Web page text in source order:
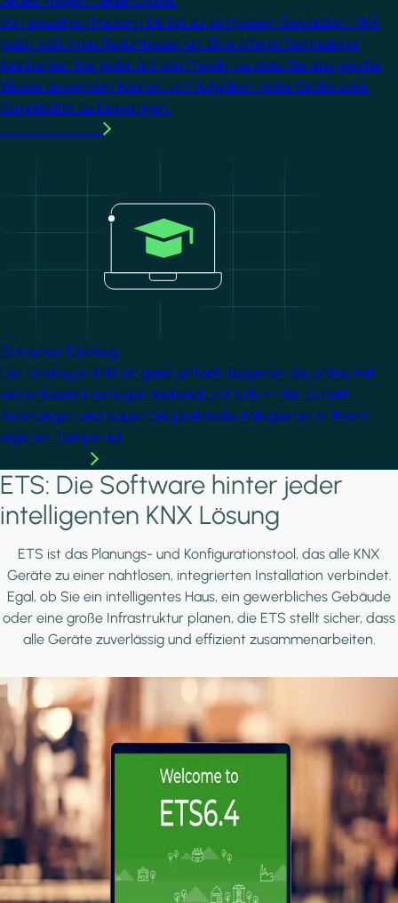
Von einzelnen Häusern bis hin zu komplexen Gebäuden, KNX
passt sich Ihren Bedürfnissen an. Eine offene Technologie
funktioniert bei jeder Art von Projekt, so dass Sie das gleiche
Wissen anwenden können, um Aufgaben jeder Größe oder
Komplexität zu bewältigen.
Einfacher Einstieg
Der Einstieg in KNX ist ganz einfach. Beginnen Sie online mit
kostenlosem Einsteiger-Material und Schritt-für-Schritt-
Anleitungen und bauen Sie praktische Fähigkeiten in Ihrem
eigenen Tempo auf.
ETS: Die Software hinter jeder
intelligenten KNX Lösung
ETS ist das Planungs- und Konfigurationstool, das alle KNX
Geräte zu einer nahtlosen, integrierten Installation verbindet.
Egal, ob Sie ein intelligentes Haus, ein gewerbliches Gebäude
oder eine große Infrastruktur planen, die ETS stellt sicher, dass
alle Geräte zuverlässig und effizient zusammenarbeiten.
Image